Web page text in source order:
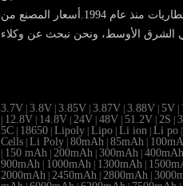
مصنع محترف للبطاريات منذ عام 1994.أسعار المصنع من
3.7V |3.8V |3.85V |3.87V |3.88V 5V
12.8V 14.8V |24V |48V 51.2V |2S |
5C 18650 |Lipoly |Lipo |Li ion |Li po
Cells |Li Poly |80mAh |85mAh
150 mAh |200mAh |300mAh |400mAh
900mAh 1000mAh 1300mAh
2000mAh |2450mAh |2800mAh |